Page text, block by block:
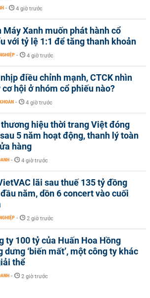
- 4 giờ trước
Máy Xanh muốn phát hành cổ
với tỷ lệ 1:1 để tăng thanh khoản
- 4 giờ trước
điều chỉnh mạnh, CTCK nhìn
cơ hội ở nhóm cổ phiếu nào?
- 4 giờ trước
hiệu thời trang Việt đóng
5 năm hoạt động, thanh lý toàn
hàng
- 4 giờ trước
lãi sau thuế 135 tỷ đồng
năm, dồn 6 concert vào cuối
- 2 giờ trước
ty 100 tỷ của Huấn Hoa Hồng
dưng ‘biến mất’, một công ty khác
thể
- 2 giờ trước